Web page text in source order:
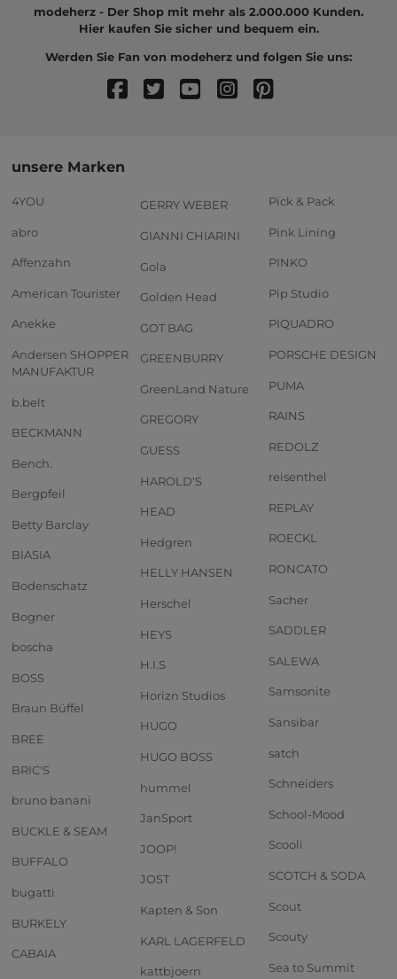
modeherz - Der Shop mit mehr als 2.000.000 Kunden.
Hier kaufen Sie sicher und bequem ein.
Werden Sie Fan von modeherz und folgen Sie uns:
unsere Marken
4YOU
abro
Affenzahn
American Tourister
Anekke
Andersen SHOPPER
MANUFAKTUR
b.belt
BECKMANN
Bench.
Bergpfeil
Betty Barclay
BIASIA
Bodenschatz
Bogner
boscha
BOSS
Braun Büffel
BREE
BRIC'S
bruno banani
BUCKLE & SEAM
BUFFALO
bugatti
BURKELY
CABAIA
GERRY WEBER
GIANNI CHIARINI
Gola
Golden Head
GOT BAG
GREENBURRY
GreenLand Nature
GREGORY
GUESS
HAROLD'S
HEAD
Hedgren
HELLY HANSEN
Herschel
HEYS
H.I.S
Horizn Studios
HUGO
HUGO BOSS
hummel
JanSport
JOOP!
JOST
Kapten & Son
KARL LAGERFELD
kattbjoern
Pick & Pack
Pink Lining
PINKO
Pip Studio
PIQUADRO
PORSCHE DESIGN
PUMA
RAINS
REDOLZ
reisenthel
REPLAY
ROECKL
RONCATO
Sacher
SADDLER
SALEWA
Samsonite
Sansibar
satch
Schneiders
School-Mood
Scooli
SCOTCH & SODA
Scout
Scouty
Sea to Summit